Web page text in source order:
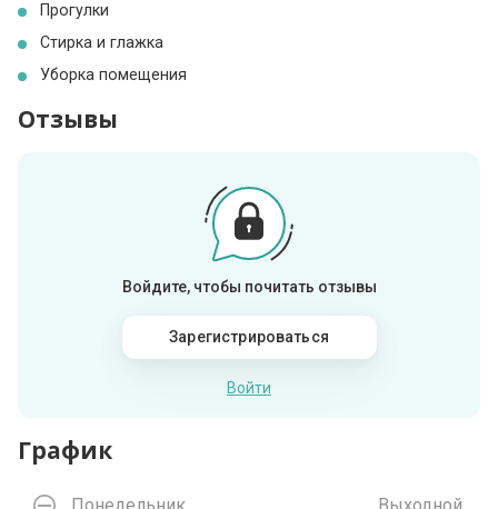
Прогулки
Стирка и глажка
Уборка помещения
Отзывы
Войдите, чтобы почитать отзывы
Зарегистрироваться
Войти
График